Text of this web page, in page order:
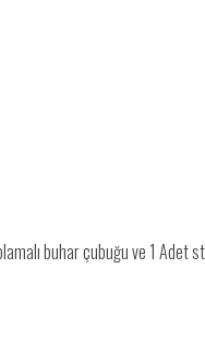
buhar çubuğu ve 1 Adet